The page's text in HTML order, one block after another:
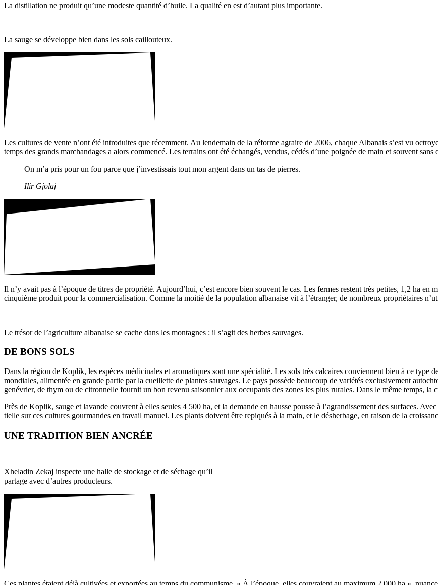
La distil­la­tion ne produit qu’une modeste quan­tité d’huile. La qualité en est d’autant plus impor­tante.
La sauge se déve­loppe bien dans les sols caillou­teux.
Les cultures de vente n’ont été intro­duites que récem­ment. Au lende­main de la réforme agraire de 2006, chaque Alba­nais s’est vu
temps des grands marchan­dages a alors commencé. Les terrains ont été échangés, vendus, cédés d’une poignée de main et souvent
On m’a pris pour un fou parce que j’investissais tout mon argent dans un tas de pierres.
Ilir Gjolaj
Il n’y avait pas à l’époque de titres de propriété. Aujourd’hui, c’est encore bien souvent le cas. Les fermes restent très petites, 1,2­ ha
cinquième produit pour la commer­cia­li­sa­tion. Comme la moitié de la popu­la­tion alba­naise vit à l’étranger, de nombreux proprié­taires
Le trésor de l’agriculture alba­naise se cache dans les montagnes : il s’agit des herbes sauvages.
DE BONS SOLS
Dans la région de Koplik, les espèces médi­ci­nales et aroma­tiques sont une spécia­lité. Les sols très calcaires conviennent bien à ce type
mondiales, alimentée en grande partie par la cueillette de plantes sauvages. Le pays possède beau­coup de variétés exclu­si­ve­ment
gené­vrier, de thym ou de citron­nelle fournit un bon revenu saison­nier aux occu­pants des zones les plus rurales. Dans le même temps, la
Près de Koplik, sauge et lavande couvrent à elles seules 4 ­500 ­ha, et la demande en hausse pousse à l’agrandissement des surfaces.
tielle sur ces cultures gour­mandes en travail manuel. Les plants doivent être repi­qués à la main, et le désher­bage, en raison de la
UNE TRADITION BIEN ANCRÉE
Xheladin ­Zekaj inspecte une halle de stockage et de séchage qu’il
partage avec d’autres produc­teurs.